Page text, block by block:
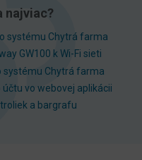
najviac?
systému Chytrá farma
GW100 k Wi-Fi sieti
systému Chytrá farma
vo webovej aplikácii
a bargrafu